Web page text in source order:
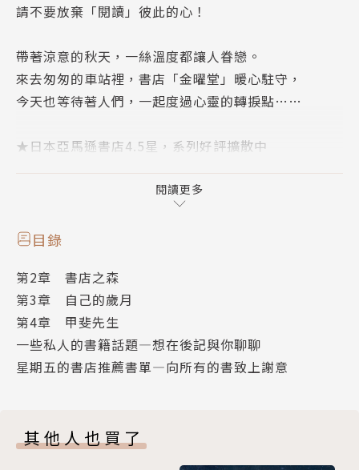
請不要放棄「閱讀」彼此的心！
帶著涼意的秋天，一絲溫度都讓人眷戀。
來去匆匆的車站裡，書店「金曜堂」暖心駐守，
今天也等待著人們，一起度過心靈的轉捩點……
★日本亞馬遜書店4.5星，系列好評擴散中
◎插畫書封概念──台灣插畫家左萱以溫柔的筆觸，將
天」的氣息。
【作者的話】
與書本相遇的方式有很多種，可能在與他人的交流中得
知，也可能在感覺孤單時遇見，不過讀過的每一本書全
故事。
閱讀更多
目錄
第2章 書店之森
第3章 自己的歲月
第4章 甲斐先生
一些私人的書籍話題—想在後記與你聊聊
星期五的書店推薦書單—向所有的書致上謝意
其他人也買了